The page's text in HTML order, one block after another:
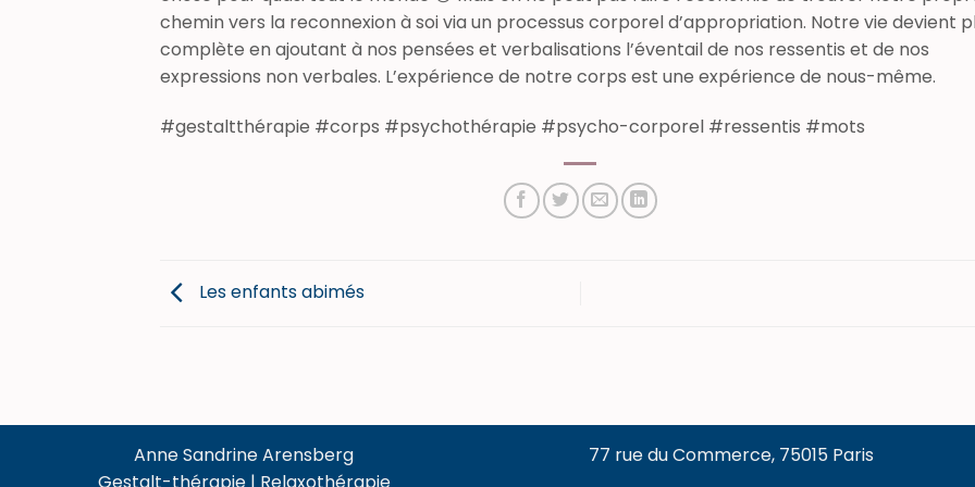
chemin vers la reconnexion à soi via un processus corporel d’appropriation. Notre vie devient
complète en ajoutant à nos pensées et verbalisations l’éventail de nos ressentis et de nos
expressions non verbales. L’expérience de notre corps est une expérience de nous-même.
#gestaltthérapie #corps #psychothérapie #psycho-corporel #ressentis #mots
Les enfants abimés
Anne Sandrine Arensberg
77 rue du Commerce, 75015 Paris